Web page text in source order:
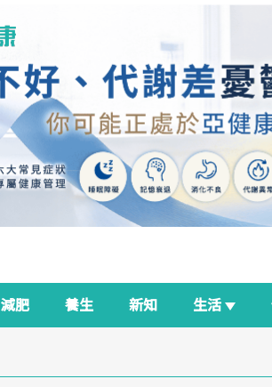
減肥 養生 新知 生活
良醫生活